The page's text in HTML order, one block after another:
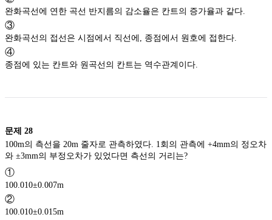
완화곡선에 연한 곡선 반지름의 감소율은 칸트의 증가율과 같다.
③
완화곡선의 접선은 시점에서 직선에, 종점에서 원호에 접한다.
④
종점에 있는 칸트와 원곡선의 칸트는 역수관계이다.
문제 28
100m의 측선을 20m 줄자로 관측하였다. 1회의 관측에 +4mm의 정오차
와 ±3mm의 부정오차가 있었다면 측선의 거리는?
①
100.010±0.007m
②
100.010±0.015m